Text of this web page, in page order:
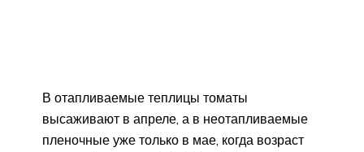
В отапливаемые теплицы томаты
высаживают в апреле, а в неотапливаемые
пленочные уже только в мае, когда возраст